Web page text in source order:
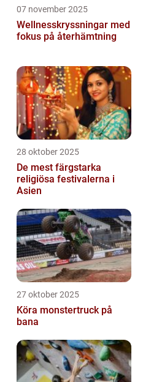
07 november 2025
Wellnesskryssningar med
fokus på återhämtning
28 oktober 2025
De mest färgstarka
religiösa festivalerna i
Asien
27 oktober 2025
Köra monstertruck på
bana